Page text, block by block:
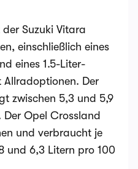
der Suzuki Vitara
einschließlich eines
eines 1.5-Liter-
Allradoptionen. Der
zwischen 5,3 und 5,9
Der Opel Crossland
und verbraucht je
und 6,3 Litern pro 100